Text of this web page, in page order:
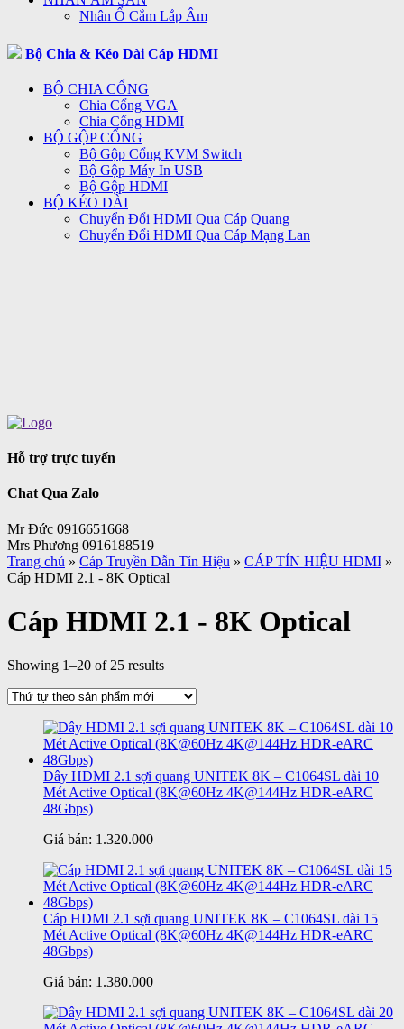
Nhân Ổ Cắm Lắp Âm
Bộ Chia & Kéo Dài Cáp HDMI
BỘ CHIA CỔNG
Chia Cổng VGA
Chia Cổng HDMI
BỘ GỘP CỔNG
Bộ Gộp Cổng KVM Switch
Bộ Gộp Máy In USB
Bộ Gộp HDMI
BỘ KÉO DÀI
Chuyển Đổi HDMI Qua Cáp Quang
Chuyển Đổi HDMI Qua Cáp Mạng Lan
Hỗ trợ trực tuyến
Chat Qua Zalo
Mr Đức 0916651668
Mrs Phương 0916188519
Trang chủ » Cáp Truyền Dẫn Tín Hiệu » CÁP TÍN HIỆU HDMI »
Cáp HDMI 2.1 - 8K Optical
Cáp HDMI 2.1 - 8K Optical
Showing 1–20 of 25 results
Dây HDMI 2.1 sợi quang UNITEK 8K – C1064SL dài 10
Mét Active Optical (8K@60Hz 4K@144Hz HDR-eARC
48Gbps)
Giá bán: 1.320.000
Cáp HDMI 2.1 sợi quang UNITEK 8K – C1064SL dài 15
Mét Active Optical (8K@60Hz 4K@144Hz HDR-eARC
48Gbps)
Giá bán: 1.380.000